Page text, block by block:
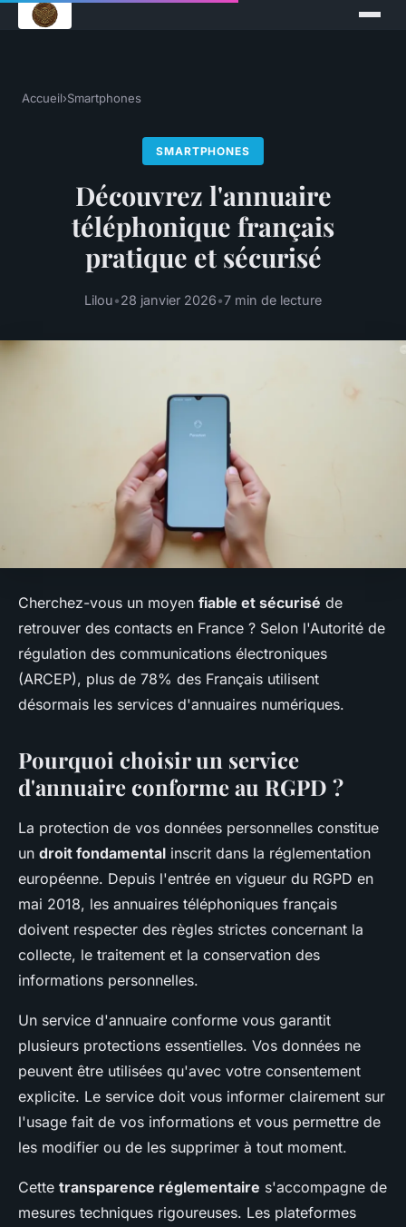
Accueil›Smartphones
SMARTPHONES
Découvrez l'annuaire
téléphonique français
pratique et sécurisé
Lilou•28 janvier 2026•7 min de lecture
Cherchez-vous un moyen fiable et sécurisé de
retrouver des contacts en France ? Selon l'Autorité de
régulation des communications électroniques
(ARCEP), plus de 78% des Français utilisent
désormais les services d'annuaires numériques.
Pourquoi choisir un service
d'annuaire conforme au RGPD ?
La protection de vos données personnelles constitue
un droit fondamental inscrit dans la réglementation
européenne. Depuis l'entrée en vigueur du RGPD en
mai 2018, les annuaires téléphoniques français
doivent respecter des règles strictes concernant la
collecte, le traitement et la conservation des
informations personnelles.
Un service d'annuaire conforme vous garantit
plusieurs protections essentielles. Vos données ne
peuvent être utilisées qu'avec votre consentement
explicite. Le service doit vous informer clairement sur
l'usage fait de vos informations et vous permettre de
les modifier ou de les supprimer à tout moment.
Cette transparence réglementaire s'accompagne de
mesures techniques rigoureuses. Les plateformes